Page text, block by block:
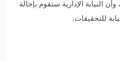
النيابة الإدارية ستقوم بإحالة
للتحقيقات.